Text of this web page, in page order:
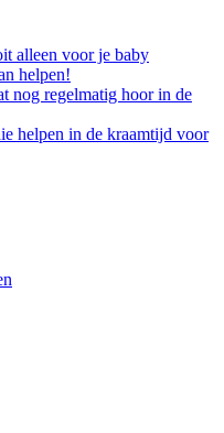
alleen voor je baby
helpen!
nog regelmatig hoor in de
helpen in de kraamtijd voor